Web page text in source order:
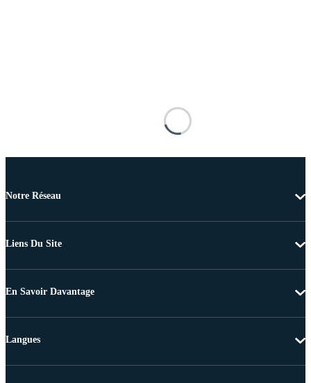
Notre Réseau
Liens Du Site
En Savoir Davantage
Langues